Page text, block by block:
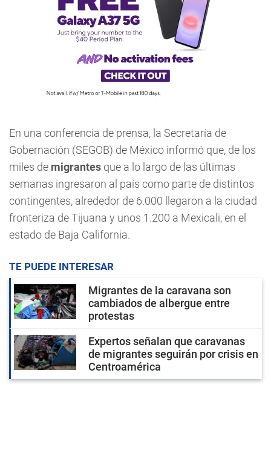
En una conferencia de prensa, la Secretaría de
Gobernación (SEGOB) de México informó que, de los
miles de migrantes que a lo largo de las últimas
semanas ingresaron al país como parte de distintos
contingentes, alrededor de 6.000 llegaron a la ciudad
fronteriza de Tijuana y unos 1.200 a Mexicali, en el
estado de Baja California.
TE PUEDE INTERESAR
Migrantes de la caravana son
cambiados de albergue entre
protestas
Expertos señalan que caravanas
de migrantes seguirán por crisis en
Centroamérica